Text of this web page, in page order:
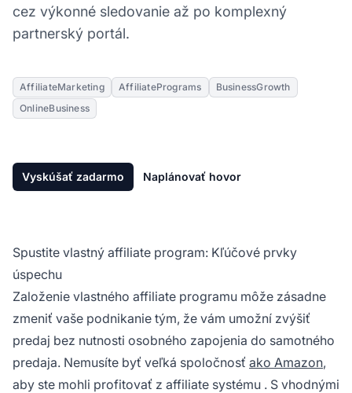
cez výkonné sledovanie až po komplexný
partnerský portál.
AffiliateMarketing AffiliatePrograms
BusinessGrowth
OnlineBusiness
Vyskúšať zadarmo Naplánovať hovor
Spustite vlastný affiliate program: Kľúčové prvky
úspechu
Založenie vlastného affiliate programu môže zásadne
zmeniť vaše podnikanie tým, že vám umožní zvýšiť
predaj bez nutnosti osobného zapojenia do samotného
predaja. Nemusíte byť veľká spoločnosť ako Amazon,
aby ste mohli profitovať z affiliate systému . S vhodnými